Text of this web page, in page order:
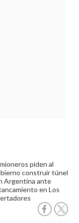
piden al
construir túnel
Argentina ante
en Los